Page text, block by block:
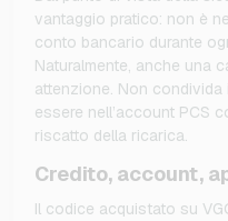
vantaggio pratico: non è
conto bancario durante
Naturalmente, anche una
attenzione. Non
essere nell’account PCS
riscatto della ricarica.
Credito, account,
Il codice acquistato su